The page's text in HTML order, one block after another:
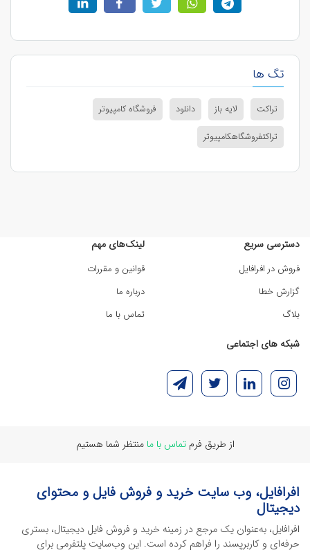
تگ ها
تراکت لایه باز دانلود
فروشگاه کامپیوتر
تراکتفروشگاهکامپیوتر
دسترسی سریع
فروش در افرافایل
گزارش خطا
بلاگ
لینک‌های مهم
قوانین و مقررات
درباره ما
تماس با ما
شبکه های اجتماعی
از طریق فرمتماس با ما منتظر شما هستیم
افرافایل، وب سایت خرید و فروش فایل و محتوای
دیجیتال
افرافایل، به‌عنوان یک مرجع در زمینه خرید و فروش فایل دیجیتال، بستری
حرفه‌ای و کاربرپسند را فراهم کرده است. این وب‌سایت‌ پلتفرمی برای